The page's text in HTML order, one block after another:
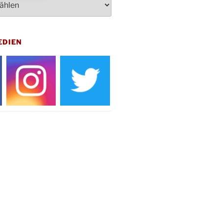
im Ev. Gemeindehaus von 14-
des Honterus Chors im
um 19:00 Uhr
im Ev. Gemeindehaus von